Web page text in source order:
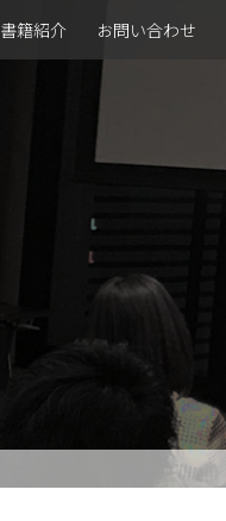
書籍紹介 お問い合わせ